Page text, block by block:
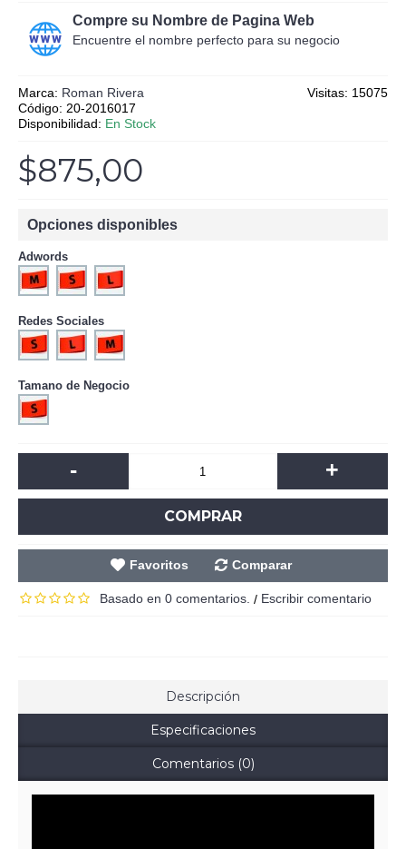
Compre su Nombre de Pagina Web
Encuentre el nombre perfecto para su negocio
Visitas: 15075
Marca: Roman Rivera
Código: 20-2016017
Disponibilidad: En Stock
$875,00
Opciones disponibles
Adwords
Redes Sociales
Tamano de Negocio
- +
COMPRAR
Favoritos Comparar
Basado en 0 comentarios. / Escribir comentario
Descripción
Especificaciones
Comentarios (0)